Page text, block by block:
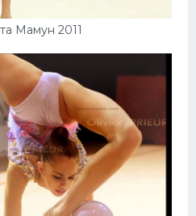
Мамун 2011